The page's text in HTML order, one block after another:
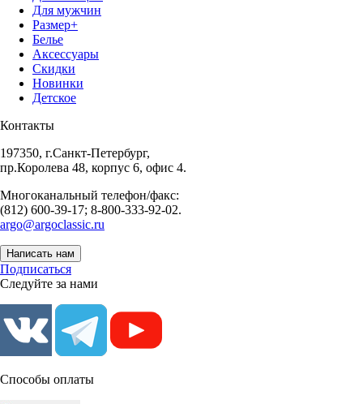
Для мужчин
Размер+
Белье
Аксессуары
Скидки
Новинки
Детское
Контакты
197350, г.Санкт-Петербург,
пр.Королева 48, корпус 6, офис 4.
Многоканальный телефон/факс:
(812) 600-39-17; 8-800-333-92-02.
argo@argoclassic.ru
Написать нам
Подписаться
Следуйте за нами
Способы оплаты